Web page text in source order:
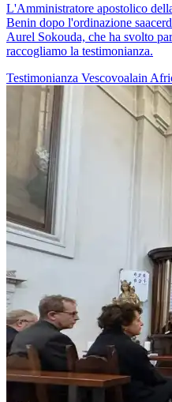
L'Amministratore apostolico
Benin dopo l'ordinazione
Aurel Sokouda, che ha svolto
raccogliamo la testimonianza.
Testimonianza Vescovoalain